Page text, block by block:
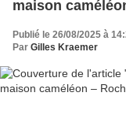
maison
Publié le 26/08/2025 à
Par Gilles Kraemer